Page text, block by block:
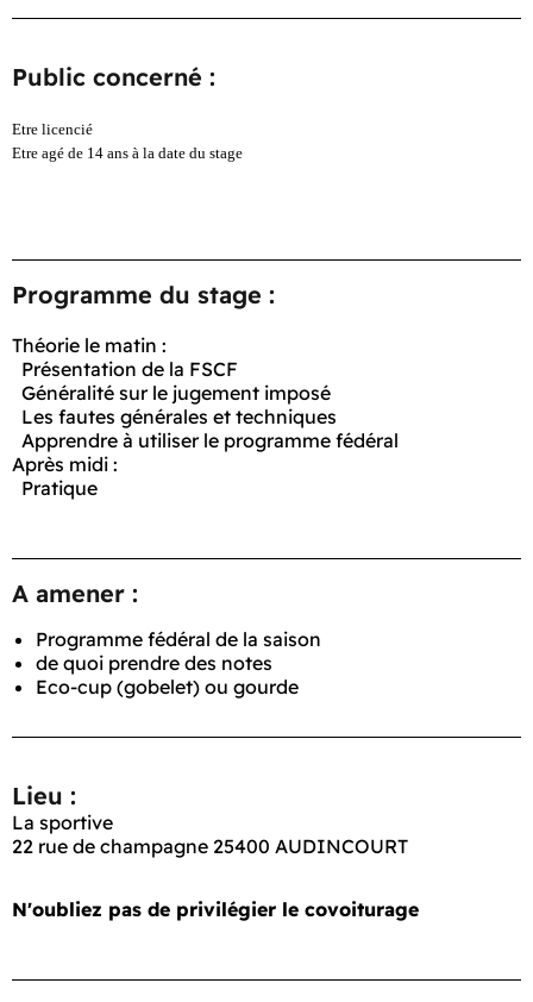
Public concerné :
Etre licencié
Etre agé de 14 ans à la date du stage
Programme du stage :
Théorie le matin :
Présentation de la FSCF
Généralité sur le jugement imposé
Les fautes générales et techniques
Apprendre à utiliser le programme fédéral
Après midi :
Pratique
A amener :
Programme fédéral de la saison
de quoi prendre des notes
Eco-cup (gobelet) ou gourde
Lieu :
La sportive
22 rue de champagne 25400 AUDINCOURT
N'oubliez pas de privilégier le covoiturage